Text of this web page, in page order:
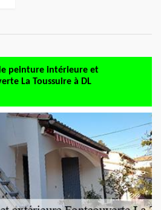
peinture intérieure et
La Toussuire à DL